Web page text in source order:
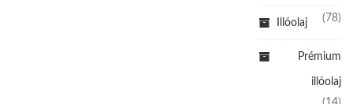
Illóolaj (78)
Prémium
illóolaj